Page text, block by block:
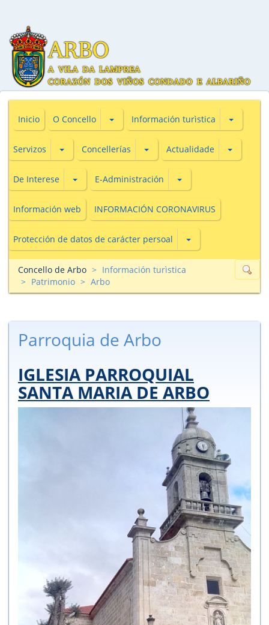
Inicio O Concello Subsecciones de O Concello
Información turìstica
Servizos Subsecciones de Servizos
Concellerías Subsecciones de Concellerías
Actualidade
De Interese Subsecciones de De Interese
E-Administración Subsecciones de E-
Información web INFORMACIÓN CORONAVIRUS
Protección de datos de carácter persoal Subsecciones de
Concello de Arbo
Información turìstica
Patrimonio
Arbo
Parroquia de Arbo
IGLESIA PARROQUIAL
SANTA MARIA DE ARBO